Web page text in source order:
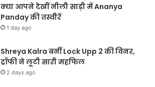
क्या आपने देखीं नीली साड़ी में Ananya
Panday की तस्वीरें
1 day ago
Shreya Kalra बनीं Lock Upp 2 की विनर,
ट्रॉफी ने लूटी सारी महफिल
2 days ago